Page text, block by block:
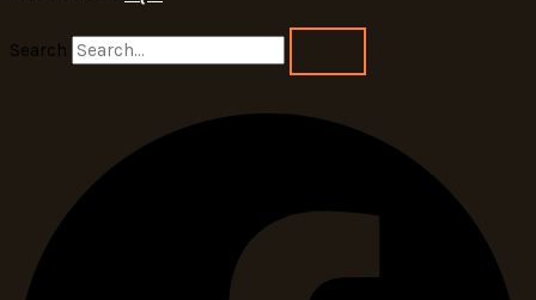
Search